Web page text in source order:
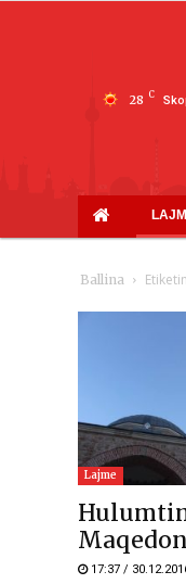
28 C
Ballina
Lajme
17:37 /